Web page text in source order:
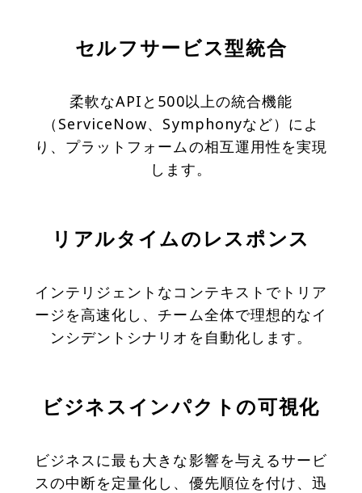
セルフサービス型統合
柔軟なAPIと500以上の統合機能
（ServiceNow、Symphonyなど）によ
り、プラットフォームの相互運用性を実現
します。
リアルタイムのレスポンス
インテリジェントなコンテキストでトリア
ージを高速化し、チーム全体で理想的なイ
ンシデントシナリオを自動化します。
ビジネスインパクトの可視化
ビジネスに最も大きな影響を与えるサービ
スの中断を定量化し、優先順位を付け、迅